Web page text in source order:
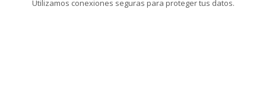
Utilizamos conexiones seguras para proteger tus datos.